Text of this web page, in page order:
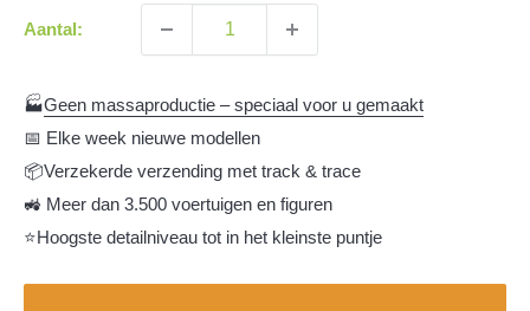
Aantal:
🏭Geen massaproductie – speciaal voor u gemaakt
📅 Elke week nieuwe modellen
📦Verzekerde verzending met track & trace
🚜 Meer dan 3.500 voertuigen en figuren
⭐Hoogste detailniveau tot in het kleinste puntje